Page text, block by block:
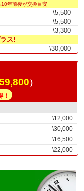
年前後が交換目安
\5,500
\5,500
\3,300
ス!
\30,000
）
！
\12,000
\30,000
\16,500
\22,000